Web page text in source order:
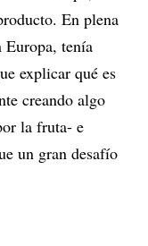
En plena
Europa, tenía
explicar qué es
creando algo
la fruta- e
un gran desafío